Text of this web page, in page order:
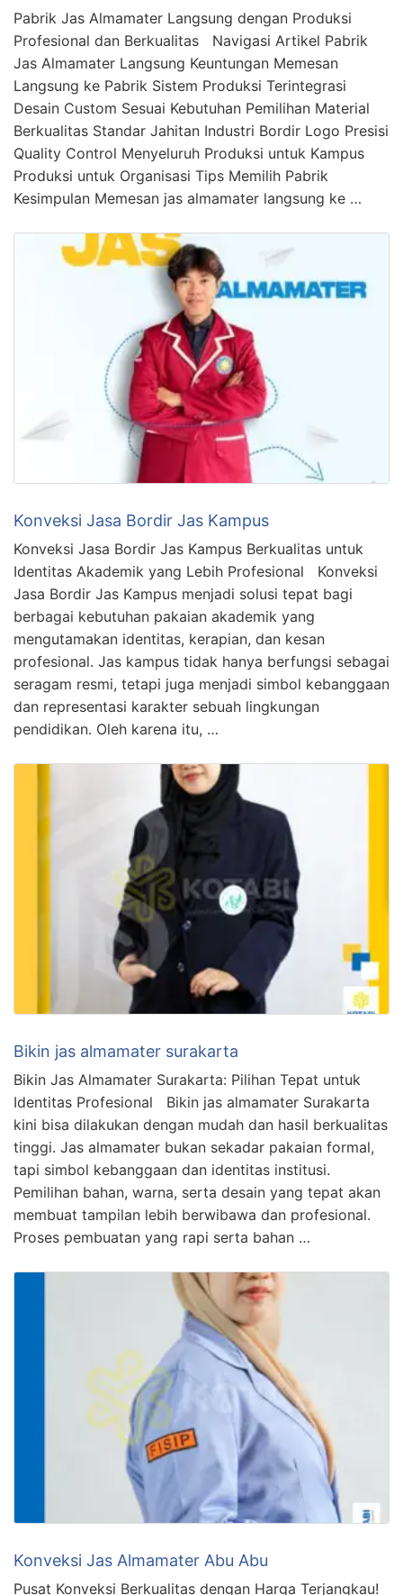
Pabrik Jas Almamater Langsung dengan Produksi
Profesional dan Berkualitas Navigasi Artikel Pabrik
Jas Almamater Langsung Keuntungan Memesan
Langsung ke Pabrik Sistem Produksi Terintegrasi
Desain Custom Sesuai Kebutuhan Pemilihan Material
Berkualitas Standar Jahitan Industri Bordir Logo Presisi
Quality Control Menyeluruh Produksi untuk Kampus
Produksi untuk Organisasi Tips Memilih Pabrik
Kesimpulan Memesan jas almamater langsung ke …
Konveksi Jasa Bordir Jas Kampus
Konveksi Jasa Bordir Jas Kampus Berkualitas untuk
Identitas Akademik yang Lebih Profesional Konveksi
Jasa Bordir Jas Kampus menjadi solusi tepat bagi
berbagai kebutuhan pakaian akademik yang
mengutamakan identitas, kerapian, dan kesan
profesional. Jas kampus tidak hanya berfungsi sebagai
seragam resmi, tetapi juga menjadi simbol kebanggaan
dan representasi karakter sebuah lingkungan
pendidikan. Oleh karena itu, …
Bikin jas almamater surakarta
Bikin Jas Almamater Surakarta: Pilihan Tepat untuk
Identitas Profesional Bikin jas almamater Surakarta
kini bisa dilakukan dengan mudah dan hasil berkualitas
tinggi. Jas almamater bukan sekadar pakaian formal,
tapi simbol kebanggaan dan identitas institusi.
Pemilihan bahan, warna, serta desain yang tepat akan
membuat tampilan lebih berwibawa dan profesional.
Proses pembuatan yang rapi serta bahan …
Konveksi Jas Almamater Abu Abu
Pusat Konveksi Berkualitas dengan Harga Terjangkau!